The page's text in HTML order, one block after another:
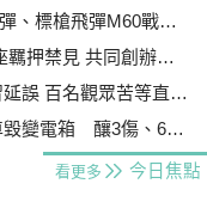
槍飛彈M60戰車阻敵
共同創辦人200萬交保
百名觀眾苦等直呼可惜
箱 釀3傷、600戶停電
看更多 今日焦點